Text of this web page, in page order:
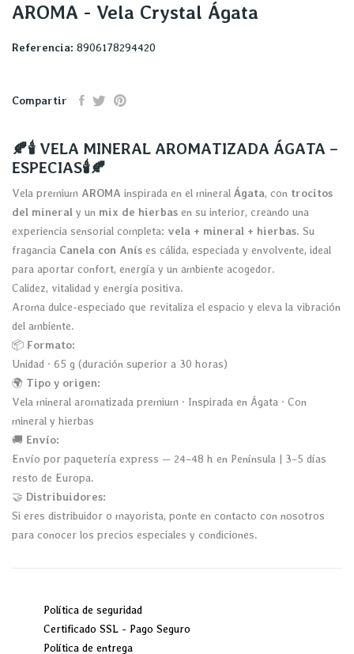
AROMA - Vela Crystal Ágata
Referencia: 8906178294420
Compartir
🍂🕯️ VELA MINERAL AROMATIZADA ÁGATA –
ESPECIAS🕯️🍂
Vela premium AROMA inspirada en el mineral Ágata, con trocitos
del mineral y un mix de hierbas en su interior, creando una
experiencia sensorial completa: vela + mineral + hierbas. Su
fragancia Canela con Anís es cálida, especiada y envolvente, ideal
para aportar confort, energía y un ambiente acogedor.
Calidez, vitalidad y energía positiva.
Aroma dulce-especiado que revitaliza el espacio y eleva la vibración
del ambiente.
📦 Formato:
Unidad · 65 g (duración superior a 30 horas)
🌍 Tipo y origen:
Vela mineral aromatizada premium · Inspirada en Ágata · Con
mineral y hierbas
🚚 Envío:
Envío por paquetería express — 24–48 h en Península | 3–5 días
resto de Europa.
🤝 Distribuidores:
Si eres distribuidor o mayorista, ponte en contacto con nosotros
para conocer los precios especiales y condiciones.
Política de seguridad
Certificado SSL - Pago Seguro
Política de entrega